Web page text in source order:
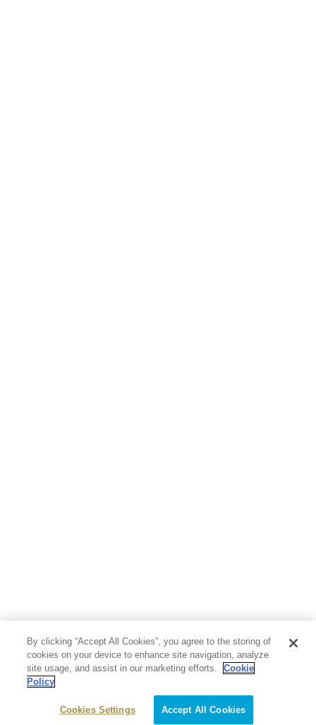
By clicking “Accept All Cookies”, you agree to the storing of
cookies on your device to enhance site navigation, analyze
site usage, and assist in our marketing efforts.
Cookie
Policy
Cookies Settings Accept All Cookies